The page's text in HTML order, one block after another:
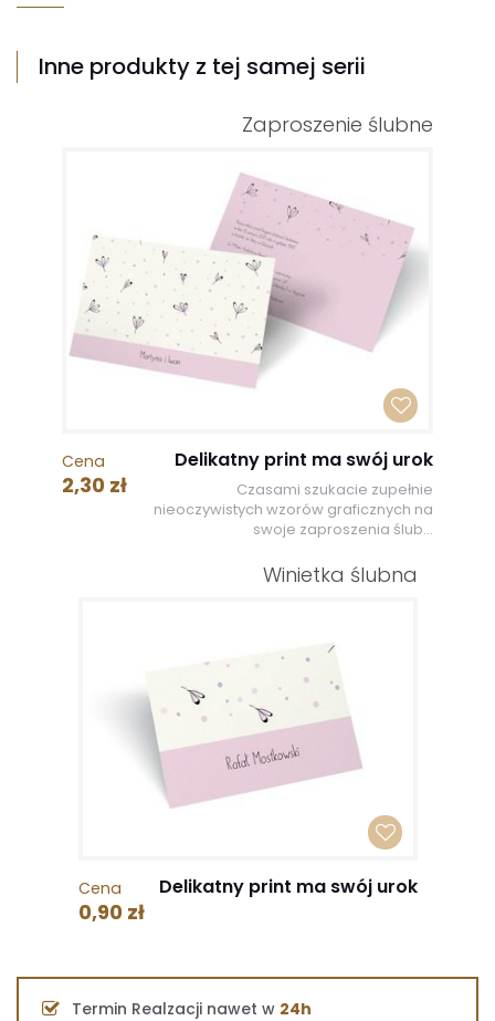
Inne produkty z tej samej serii
Zaproszenie ślubne
Cena
2,30 zł
Delikatny print ma swój urok
Czasami szukacie zupełnie
nieoczywistych wzorów graficznych na
swoje zaproszenia ślub...
Winietka ślubna
Cena
0,90 zł
Delikatny print ma swój urok
Termin Realzacji nawet w 24h